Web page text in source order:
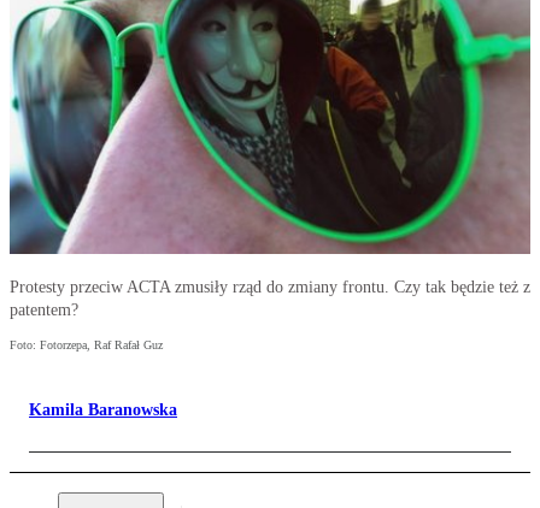
Protesty przeciw ACTA zmusiły rząd do zmiany frontu. Czy tak będzie też z
patentem?
Foto: Fotorzepa, Raf Rafał Guz
Kamila Baranowska